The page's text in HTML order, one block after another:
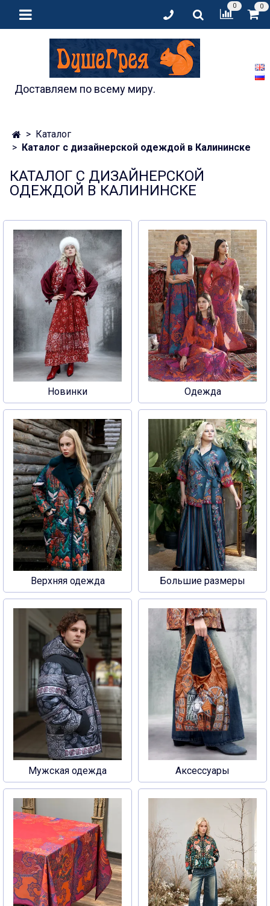
0 0
Доставляем по всему миру.
Каталог
Каталог с дизайнерской одеждой в Калининске
КАТАЛОГ С ДИЗАЙНЕРСКОЙ
ОДЕЖДОЙ В КАЛИНИНСКЕ
Новинки Одежда
Верхняя одежда Большие размеры
Мужская одежда Аксессуары